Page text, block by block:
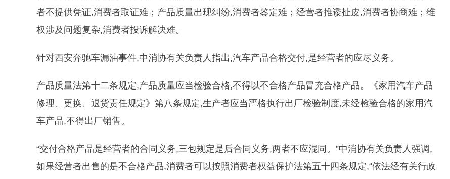
者不提供凭证,消费者取证难；产品质量出现纠纷,消费者鉴定难；经营者推诿扯皮,消费者协商难；维
权涉及问题复杂,消费者投诉解决难。
针对西安奔驰车漏油事件,中消协有关负责人指出,汽车产品合格交付,是经营者的应尽义务。
产品质量法第十二条规定,产品质量应当检验合格,不得以不合格产品冒充合格产品。《家用汽车产品
修理、更换、退货责任规定》第八条规定,生产者应当严格执行出厂检验制度,未经检验合格的家用汽
车产品,不得出厂销售。
“交付合格产品是经营者的合同义务,三包规定是后合同义务,两者不应混同。”中消协有关负责人强调,
如果经营者出售的是不合格产品,消费者可以按照消费者权益保护法第五十四条规定,“依法经有关行政